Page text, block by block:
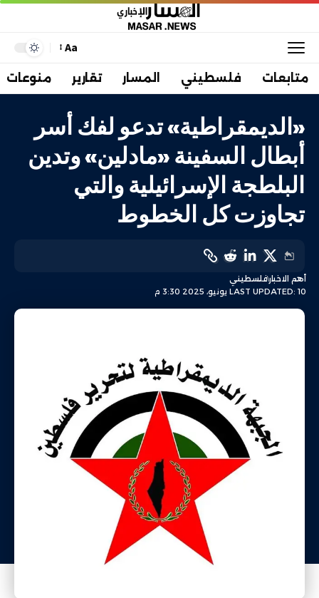
Aa
متابعات فلسطيني المسار تقارير منوعات
«الديمقراطية» تدعو لفك أسر
أبطال السفينة «مادلين» وتدين
البلطجة الإسرائيلية والتي
تجاوزت كل الخطوط
LAST UPDATED: 10 يونيو، 2025 3:30 م
أهم الاخبارفلسطيني